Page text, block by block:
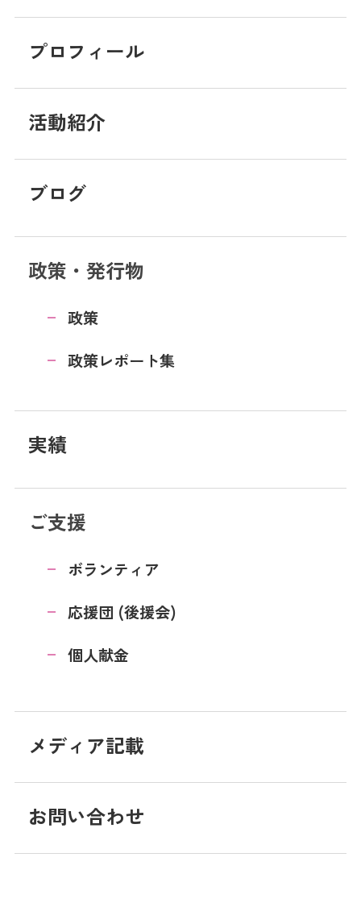
プロフィール
活動紹介
ブログ
政策・発行物
政策
政策レポート集
実績
ご支援
ボランティア
応援団 (後援会)
個人献金
メディア記載
お問い合わせ